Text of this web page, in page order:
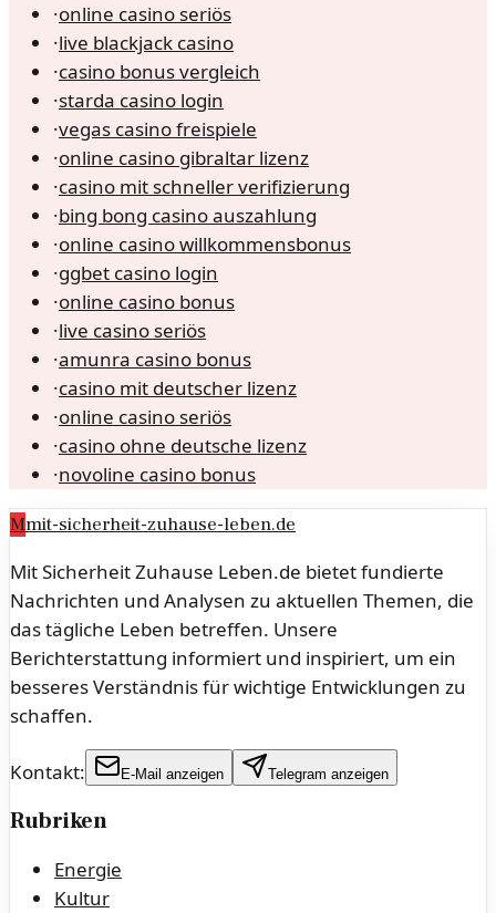
·online casino seriös
·live blackjack casino
·casino bonus vergleich
·starda casino login
·vegas casino freispiele
·online casino gibraltar lizenz
·casino mit schneller verifizierung
·bing bong casino auszahlung
·online casino willkommensbonus
·ggbet casino login
·online casino bonus
·live casino seriös
·amunra casino bonus
·casino mit deutscher lizenz
·online casino seriös
·casino ohne deutsche lizenz
·novoline casino bonus
Mmit-sicherheit-zuhause-leben.de
Mit Sicherheit Zuhause Leben.de bietet fundierte
Nachrichten und Analysen zu aktuellen Themen, die
das tägliche Leben betreffen. Unsere
Berichterstattung informiert und inspiriert, um ein
besseres Verständnis für wichtige Entwicklungen zu
schaffen.
Kontakt: E-Mail anzeigen Telegram anzeigen
Rubriken
Energie
Kultur